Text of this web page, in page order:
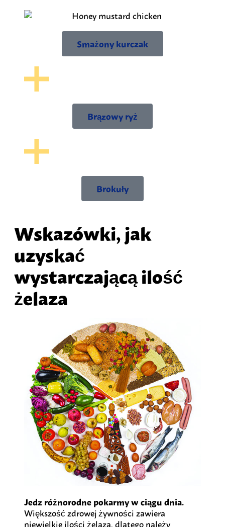
Smażony kurczak
Brązowy ryż
Brokuły
Wskazówki, jak
uzyskać
wystarczającą ilość
żelaza
Jedz różnorodne pokarmy w ciągu dnia.
Większość zdrowej żywności zawiera
niewielkie ilości żelaza, dlatego należy